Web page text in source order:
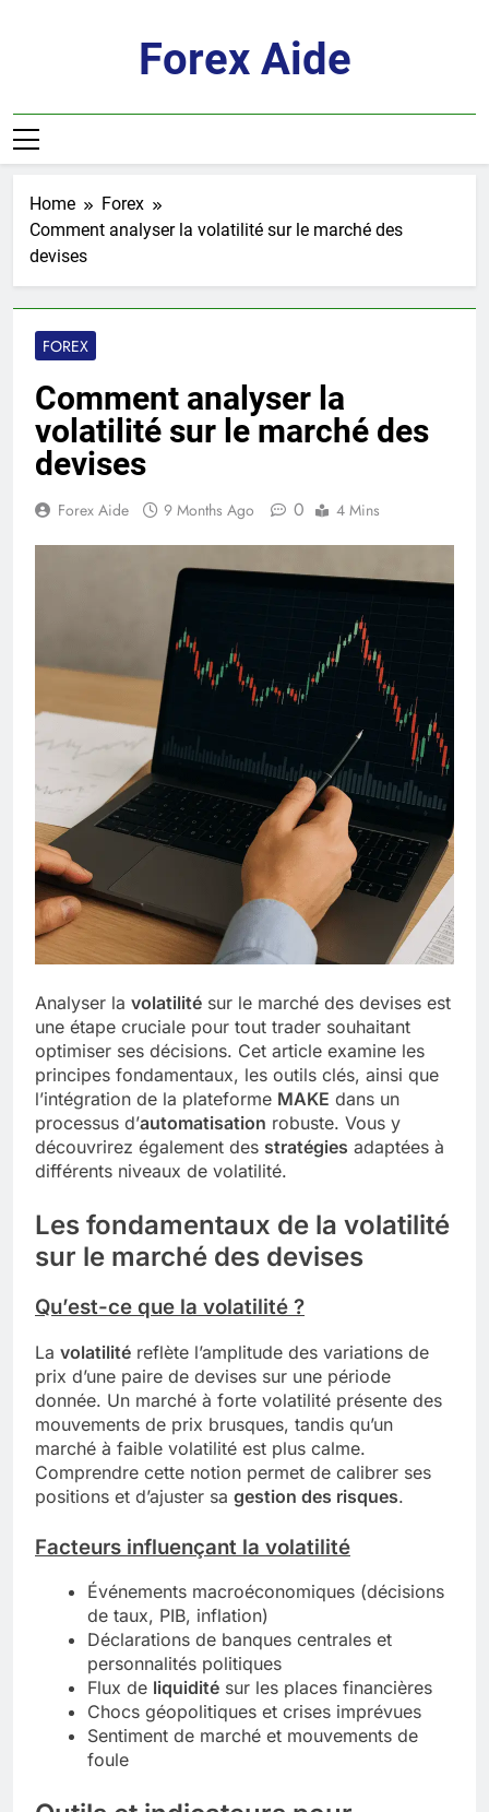
Forex Aide
Home
Forex
Comment analyser la volatilité sur le marché des
devises
FOREX
Comment analyser la
volatilité sur le marché des
devises
Forex Aide 9 Months Ago 0 4 Mins
Analyser la volatilité sur le marché des devises est
une étape cruciale pour tout trader souhaitant
optimiser ses décisions. Cet article examine les
principes fondamentaux, les outils clés, ainsi que
l’intégration de la plateforme MAKE dans un
processus d’automatisation robuste. Vous y
découvrirez également des stratégies adaptées à
différents niveaux de volatilité.
Les fondamentaux de la volatilité
sur le marché des devises
Qu’est-ce que la volatilité ?
La volatilité reflète l’amplitude des variations de
prix d’une paire de devises sur une période
donnée. Un marché à forte volatilité présente des
mouvements de prix brusques, tandis qu’un
marché à faible volatilité est plus calme.
Comprendre cette notion permet de calibrer ses
positions et d’ajuster sa gestion des risques.
Facteurs influençant la volatilité
Événements macroéconomiques (décisions
de taux, PIB, inflation)
Déclarations de banques centrales et
personnalités politiques
Flux de liquidité sur les places financières
Chocs géopolitiques et crises imprévues
Sentiment de marché et mouvements de
foule